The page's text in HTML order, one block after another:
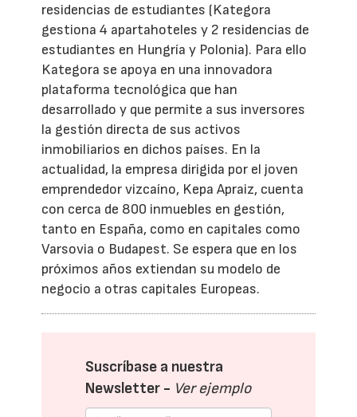
residencias de estudiantes (Kategora
gestiona 4 apartahoteles y 2 residencias de
estudiantes en Hungría y Polonia). Para ello
Kategora se apoya en una innovadora
plataforma tecnológica que han
desarrollado y que permite a sus inversores
la gestión directa de sus activos
inmobiliarios en dichos países. En la
actualidad, la empresa dirigida por el joven
emprendedor vizcaíno, Kepa Apraiz, cuenta
con cerca de 800 inmuebles en gestión,
tanto en España, como en capitales como
Varsovia o Budapest. Se espera que en los
próximos años extiendan su modelo de
negocio a otras capitales Europeas.
Suscríbase a nuestra
Newsletter - Ver ejemplo